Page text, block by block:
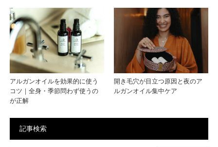
アルガンオイルを効果的に使う
コツ｜全身・季節問わず使うの
が正解
開き毛穴が目立つ原因と夜のア
ルガンオイル集中ケア
記事検索